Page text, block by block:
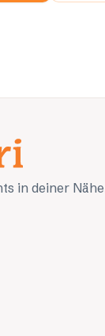
in deiner